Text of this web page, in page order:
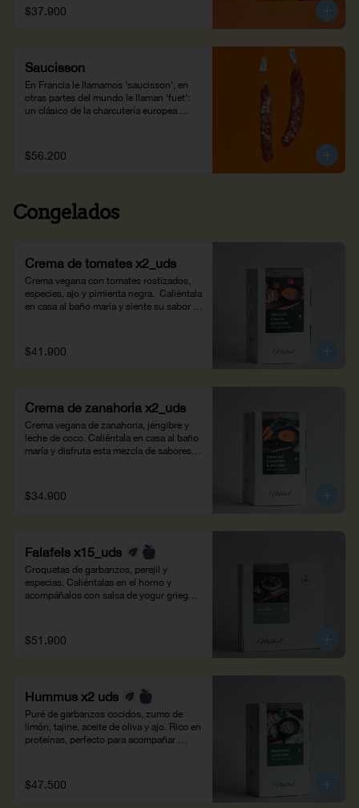
$37.900
Saucisson
En Francia le llamamos 'saucisson', en
otras partes del mundo le llaman 'fuet':
un clásico de la charcutería europea.
tradicional de los Alpes franceses con
ingredientes colombianos: cerdo de
¡Elaborado en los laboratorios de Joyería
Gastronómica!
$56.200
Congelados
Crema de tomates x2_uds
Crema vegana con tomates rostizados,
especies, ajo y pimienta negra.  Caliéntala
en casa al baño maría y siente su sabor
$41.900
Crema de zanahoria x2_uds
Crema vegana de zanahoria, jengibre y
leche de coco. Caliéntala en casa al baño
maría y disfruta esta mezcla de sabores
$34.900
Falafels x15_uds
Croquetas de garbanzos, perejil y
especias. Caliéntalas en el horno y
acompáñalos con salsa de yogur griego,
$51.900
Hummus x2 uds
Puré de garbanzos cocidos, zumo de
limón,​ tajine, aceite de oliva y ajo. Rico en
proteínas, perfecto para acompañar
$47.500